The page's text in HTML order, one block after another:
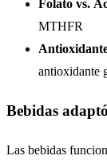
Folato vs.
MTHFR
antioxidante
Bebidas
Las bebidas